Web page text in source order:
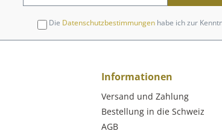
Die Datenschutzbestimmungenhabe ich zur
Informationen
Versand und Zahlung
Bestellung in die Schweiz
AGB